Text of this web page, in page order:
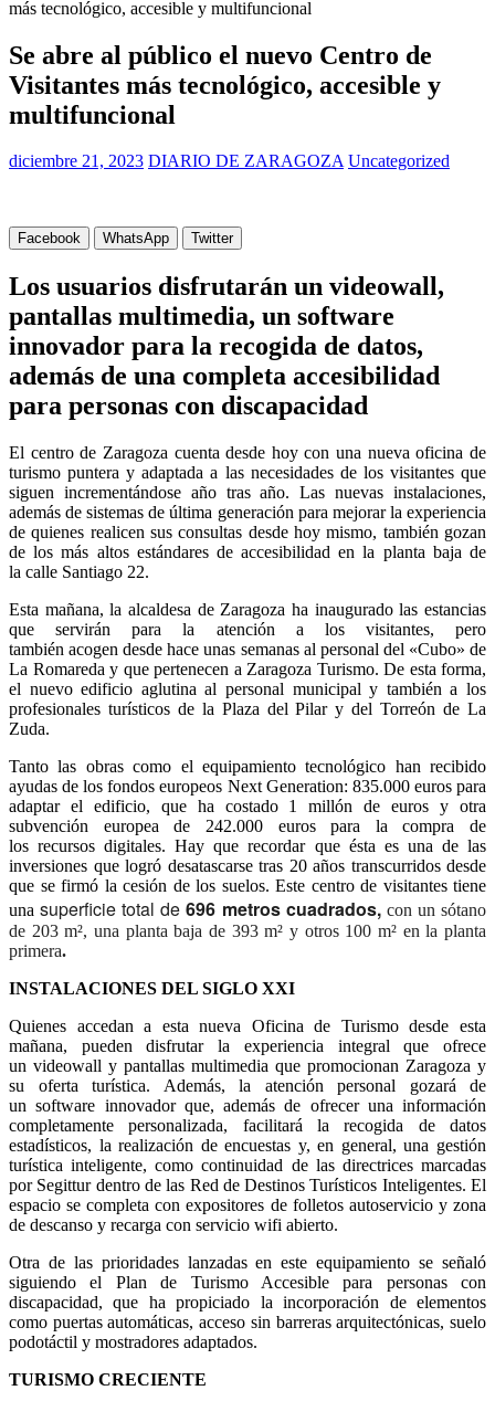
Buscar:
más tecnológico, accesible y multifuncional
Se abre al público el nuevo Centro de
Visitantes más tecnológico, accesible y
multifuncional
Facebook WhatsApp Twitter
Los usuarios disfrutarán un videowall,
pantallas multimedia, unsoftware
innovador para la recogida de datos,
además de una completa accesibilidad
para personas con discapacidad
El centro de Zaragoza cuenta desde hoy con una nueva oficina de
turismo puntera y adaptada a las necesidades de los visitantes que
siguen incrementándose año tras año. Las nuevas instalaciones,
además de sistemas de última generación para mejorar la experiencia
de quienes realicen sus consultas desde hoy mismo, también gozan
de los más altos estándares de accesibilidad en la planta baja de
lacalle Santiago 22.
Esta mañana, la alcaldesa de Zaragoza ha inaugurado las estancias
que servirán para la atención a los visitantes, pero
tambiénacogen desde hace unas semanas alpersonal del «Cubo» de
La Romareda y que pertenecen aZaragoza Turismo . De esta forma,
el nuevo edificio aglutina al personal municipal y también a los
profesionales turísticos de la Plaza del Pilar y del Torreón de La
Zuda.
Tanto las obras como el equipamiento tecnológico han recibido
ayudas de los fondos europeosNext Generation:835.000 eurospara
adaptar el edificio, que ha costado 1 millón de euros y otra
subvención europea de242.000 eurospara la compra de
los recursos digitales. Hay que recordar que ésta es una de las
inversiones que logródesatascarsetras20 años transcurridos desde
que se firmó la cesión de los suelos. Este centro de visitantes tiene
unasuperficie total de
de 203 m², una planta baja de 393 m² y otros 100 m² en la planta
primera.
INSTALACIONES DEL SIGLO XXI
Quienes accedan aesta nueva Oficina de Turismo desde esta
mañana, pueden disfrutar la experiencia integral que ofrece
un videowall ypantallas multimediaque promocionan Zaragoza y
su oferta turística. Además, la atención personal gozará de
unsoftware innovadorque, además de ofrecer una información
completamente personalizada, facilitará la recogida de datos
estadísticos, la realización de encuestas y, en general, una gestión
turística inteligente, como continuidad de las directrices marcadas
por Segittur dentro de las Red de Destinos Turísticos Inteligentes. El
espacio se completa con expositores de folletos autoservicio y zona
de descanso y recarga con servicio wifi abierto.
Otra de las prioridades lanzadas en este equipamiento se señaló
siguiendo elPlan de Turismo Accesiblepara personas con
discapacidad, que ha propiciado la incorporación de elementos
como puertas automáticas, acceso sin barreras arquitectónicas, suelo
podotáctil y mostradores adaptados.